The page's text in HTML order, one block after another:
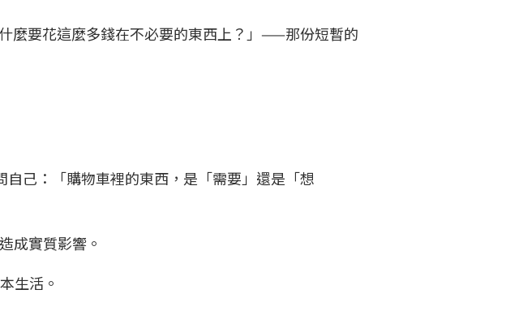
麼要花這麼多錢在不必要的東西上？」——那份短暫的
己：「購物車裡的東西，是「需要」還是「想
成實質影響。
生活。